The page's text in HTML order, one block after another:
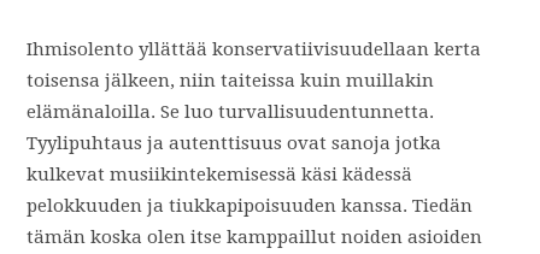
Ihmisolento yllättää konservatiivisuudellaan kerta
toisensa jälkeen, niin taiteissa kuin muillakin
elämänaloilla. Se luo turvallisuudentunnetta.
Tyylipuhtaus ja autenttisuus ovat sanoja jotka
kulkevat musiikintekemisessä käsi kädessä
pelokkuuden ja tiukkapipoisuuden kanssa. Tiedän
tämän koska olen itse kamppaillut noiden asioiden